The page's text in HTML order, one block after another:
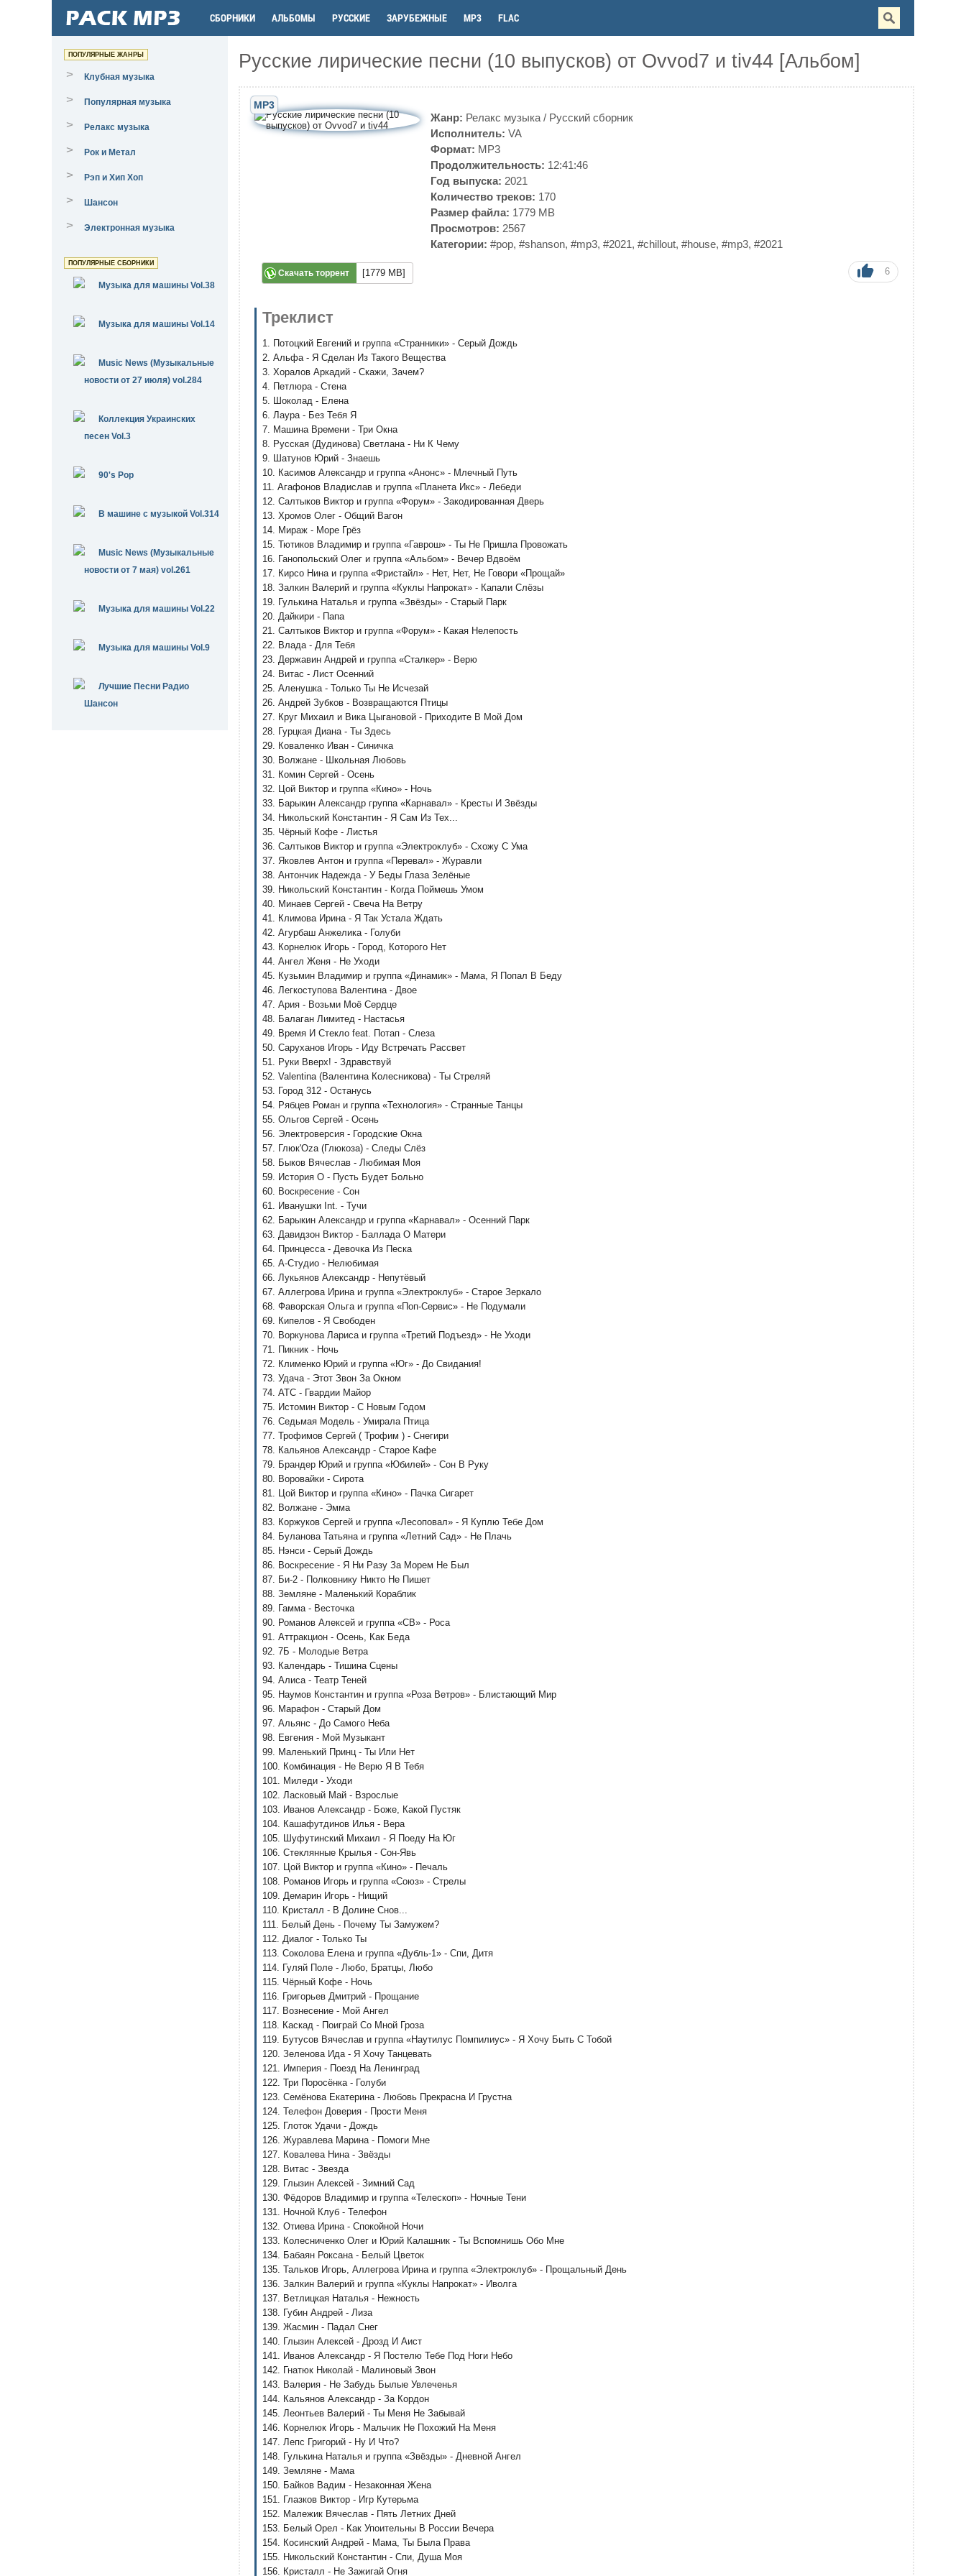
СБОРНИКИ АЛЬБОМЫ РУССКИЕ ЗАРУБЕЖНЫЕ MP3 FLAC
Русские лирические песни (10 выпусков) от Ovvod7 и tiv44 [Альбом]
MP3
Жанр: Релакс музыка / Русский сборник
Исполнитель: VA
Формат: MP3
Продолжительность: 12:41:46
Год выпуска: 2021
Количество треков: 170
Размер файла: 1779 MB
Просмотров: 2567
Категории: #pop, #shanson, #mp3, #2021, #chillout, #house, #mp3, #2021
Скачать торрент [1779 MB] 6
Треклист
1. Потоцкий Евгений и группа «Странники» - Серый Дождь
2. Альфа - Я Сделан Из Такого Вещества
3. Хоралов Аркадий - Скажи, Зачем?
4. Петлюра - Стена
5. Шоколад - Елена
6. Лаура - Без Тебя Я
7. Машина Времени - Три Окна
8. Русская (Дудинова) Светлана - Ни К Чему
9. Шатунов Юрий - Знаешь
10. Касимов Александр и группа «Анонс» - Млечный Путь
11. Агафонов Владислав и группа «Планета Икс» - Лебеди
12. Салтыков Виктор и группа «Форум» - Закодированная Дверь
13. Хромов Олег - Общий Вагон
14. Мираж - Море Грёз
15. Тютиков Владимир и группа «Гаврош» - Ты Не Пришла Провожать
16. Ганопольский Олег и группа «Альбом» - Вечер Вдвоём
17. Кирсо Нина и группа «Фристайл» - Нет, Нет, Не Говори «Прощай»
18. Залкин Валерий и группа «Куклы Напрокат» - Капали Слёзы
19. Гулькина Наталья и группа «Звёзды» - Старый Парк
20. Дайкири - Папа
21. Салтыков Виктор и группа «Форум» - Какая Нелепость
22. Влада - Для Тебя
23. Державин Андрей и группа «Сталкер» - Верю
24. Витас - Лист Осенний
25. Аленушка - Только Ты Не Исчезай
26. Андрей Зубков - Возвращаются Птицы
27. Круг Михаил и Вика Цыгановой - Приходите В Мой Дом
28. Гурцкая Диана - Ты Здесь
29. Коваленко Иван - Синичка
30. Волжане - Школьная Любовь
31. Комин Сергей - Осень
32. Цой Виктор и группа «Кино» - Ночь
33. Барыкин Александр группа «Карнавал» - Кресты И Звёзды
34. Никольский Константин - Я Сам Из Тех...
35. Чёрный Кофе - Листья
36. Салтыков Виктор и группа «Электроклуб» - Схожу С Ума
37. Яковлев Антон и группа «Перевал» - Журавли
38. Антончик Надежда - У Беды Глаза Зелёные
39. Никольский Константин - Когда Поймешь Умом
40. Минаев Сергей - Свеча На Ветру
41. Климова Ирина - Я Так Устала Ждать
42. Агурбаш Анжелика - Голуби
43. Корнелюк Игорь - Город, Которого Нет
44. Ангел Женя - Не Уходи
45. Кузьмин Владимир и группа «Динамик» - Мама, Я Попал В Беду
46. Легкоступова Валентина - Двое
47. Ария - Возьми Моё Сердце
48. Балаган Лимитед - Настасья
49. Время И Стекло feat. Потап - Слеза
50. Саруханов Игорь - Иду Встречать Рассвет
51. Руки Вверх! - Здравствуй
52. Valentina (Валентина Колесникова) - Ты Стреляй
53. Город 312 - Останусь
54. Рябцев Роман и группа «Технология» - Странные Танцы
55. Ольгов Сергей - Осень
56. Электроверсия - Городские Окна
57. Глюк'Oza (Глюкоза) - Следы Слёз
58. Быков Вячеслав - Любимая Моя
59. История О - Пусть Будет Больно
60. Воскресение - Сон
61. Иванушки Int. - Тучи
62. Барыкин Александр и группа «Карнавал» - Осенний Парк
63. Давидзон Виктор - Баллада О Матери
64. Принцесса - Девочка Из Песка
65. А-Студио - Нелюбимая
66. Лукьянов Александр - Непутёвый
67. Аллегрова Ирина и группа «Электроклуб» - Старое Зеркало
68. Фаворская Ольга и группа «Поп-Сервис» - Не Подумали
69. Кипелов - Я Свободен
70. Воркунова Лариса и группа «Третий Подъезд» - Не Уходи
71. Пикник - Ночь
72. Клименко Юрий и группа «Юг» - До Свидания!
73. Удача - Этот Звон За Окном
74. АТС - Гвардии Майор
75. Истомин Виктор - С Новым Годом
76. Седьмая Модель - Умирала Птица
77. Трофимов Сергей ( Трофим ) - Снегири
78. Кальянов Александр - Старое Кафе
79. Брандер Юрий и группа «Юбилей» - Сон В Руку
80. Воровайки - Сирота
81. Цой Виктор и группа «Кино» - Пачка Сигарет
82. Волжане - Эмма
83. Коржуков Сергей и группа «Лесоповал» - Я Куплю Тебе Дом
84. Буланова Татьяна и группа «Летний Сад» - Не Плачь
85. Нэнси - Серый Дождь
86. Воскресение - Я Ни Разу За Морем Не Был
87. Би-2 - Полковнику Никто Не Пишет
88. Земляне - Маленький Кораблик
89. Гамма - Весточка
90. Романов Алексей и группа «СВ» - Роса
91. Аттракцион - Осень, Как Беда
92. 7Б - Молодые Ветра
93. Календарь - Тишина Сцены
94. Алиса - Театр Теней
95. Наумов Константин и группа «Роза Ветров» - Блистающий Мир
96. Марафон - Старый Дом
97. Альянс - До Самого Неба
98. Евгения - Мой Музыкант
99. Маленький Принц - Ты Или Нет
100. Комбинация - Не Верю Я В Тебя
101. Миледи - Уходи
102. Ласковый Май - Взрослые
103. Иванов Александр - Боже, Какой Пустяк
104. Кашафутдинов Илья - Вера
105. Шуфутинский Михаил - Я Поеду На Юг
106. Стеклянные Крылья - Сон-Явь
107. Цой Виктор и группа «Кино» - Печаль
108. Романов Игорь и группа «Союз» - Стрелы
109. Демарин Игорь - Нищий
110. Кристалл - В Долине Снов...
111. Белый День - Почему Ты Замужем?
112. Диалог - Только Ты
113. Соколова Елена и группа «Дубль-1» - Спи, Дитя
114. Гуляй Поле - Любо, Братцы, Любо
115. Чёрный Кофе - Ночь
116. Григорьев Дмитрий - Прощание
117. Вознесение - Мой Ангел
118. Каскад - Поиграй Со Мной Гроза
119. Бутусов Вячеслав и группа «Наутилус Помпилиус» - Я Хочу Быть С Тобой
120. Зеленова Ида - Я Хочу Танцевать
121. Империя - Поезд На Ленинград
122. Три Поросёнка - Голуби
123. Семёнова Екатерина - Любовь Прекрасна И Грустна
124. Телефон Доверия - Прости Меня
125. Глоток Удачи - Дождь
126. Журавлева Марина - Помоги Мне
127. Ковалева Нина - Звёзды
128. Витас - Звезда
129. Глызин Алексей - Зимний Сад
130. Фёдоров Владимир и группа «Телескоп» - Ночные Тени
131. Ночной Клуб - Телефон
132. Отиева Ирина - Спокойной Ночи
133. Колесниченко Олег и Юрий Калашник - Ты Вспомнишь Обо Мне
134. Бабаян Роксана - Белый Цветок
135. Тальков Игорь, Аллегрова Ирина и группа «Электроклуб» - Прощальный День
136. Залкин Валерий и группа «Куклы Напрокат» - Иволга
137. Ветлицкая Наталья - Нежность
138. Губин Андрей - Лиза
139. Жасмин - Падал Снег
140. Глызин Алексей - Дрозд И Аист
141. Иванов Александр - Я Постелю Тебе Под Ноги Небо
142. Гнатюк Николай - Малиновый Звон
143. Валерия - Не Забудь Былые Увлеченья
144. Кальянов Александр - За Кордон
145. Леонтьев Валерий - Ты Меня Не Забывай
146. Корнелюк Игорь - Мальчик Не Похожий На Меня
147. Лепс Григорий - Ну И Что?
148. Гулькина Наталья и группа «Звёзды» - Дневной Ангел
149. Земляне - Мама
150. Байков Вадим - Незаконная Жена
151. Глазков Виктор - Игр Кутерьма
152. Малежик Вячеслав - Пять Летних Дней
153. Белый Орел - Как Упоительны В России Вечера
154. Косинский Андрей - Мама, Ты Была Права
155. Никольский Константин - Спи, Душа Моя
156. Кристалл - Не Зажигай Огня
ПОПУЛЯРНЫЕ ЖАНРЫ
> Клубная музыка
> Популярная музыка
> Релакс музыка
> Рок и Метал
> Рэп и Хип Хоп
> Шансон
> Электронная музыка
ПОПУЛЯРНЫЕ СБОРНИКИ
Музыка для машины Vol.38
Музыка для машины Vol.14
Music News (Музыкальные
новости от 27 июля) vol.284
Коллекция Украинских
песен Vol.3
90's Pop
В машине с музыкой Vol.314
Music News (Музыкальные
новости от 7 мая) vol.261
Музыка для машины Vol.22
Музыка для машины Vol.9
Лучшие Песни Радио
Шансон